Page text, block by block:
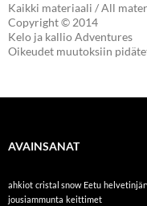
Kaikki materiaali / All
Copyright © 2014
Kelo ja kallio Adventures
Oikeudet muutoksiin
AVAINSANAT
ahkiot cristal snow Eetu
jousiammunta keittimet